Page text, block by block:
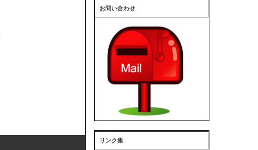
お問い合わせ
リンク集